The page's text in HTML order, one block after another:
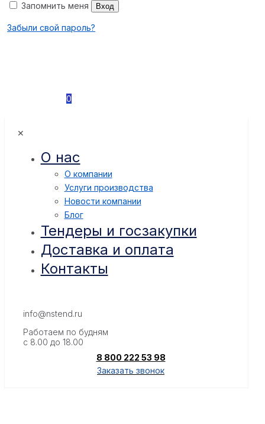
Запомнить меня Вход
Забыли свой пароль?
0
✕
О нас
О компании
Услуги производства
Новости компании
Блог
Тендеры и госзакупки
Доставка и оплата
Контакты
info@nstend.ru
Работаем по будням
с 8.00 до 18.00
8 800 222 53 98
Заказать звонок